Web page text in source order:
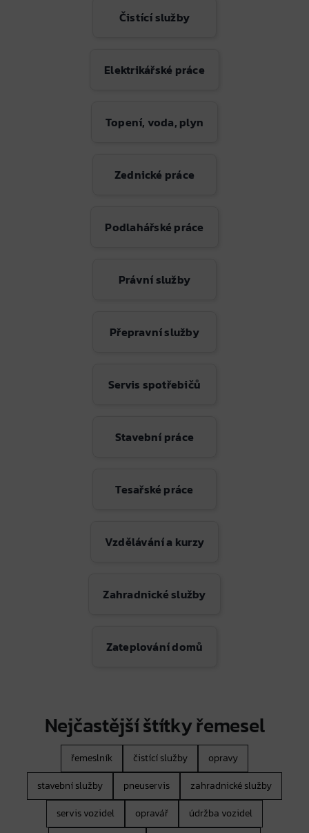
Čistící služby
Elektrikářské práce
Topení, voda, plyn
Zednické práce
Podlahářské práce
Právní služby
Přepravní služby
Servis spotřebičů
Stavební práce
Tesařské práce
Vzdělávání a kurzy
Zahradnické služby
Zateplování domů
Nejčastější štítky řemesel
řemeslník čistící služby
opravy
stavební služby
pneuservis
zahradnické služby
servis vozidel
opravář
údržba vozidel